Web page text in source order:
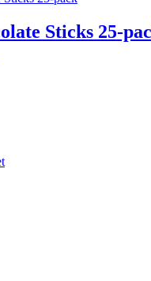
Sticks 25-